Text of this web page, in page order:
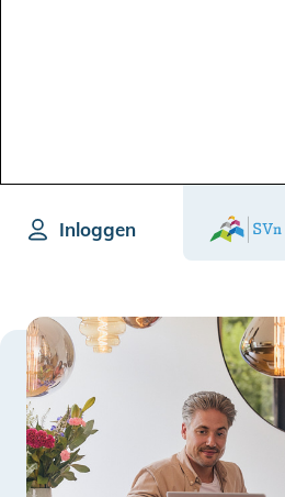
Inloggen